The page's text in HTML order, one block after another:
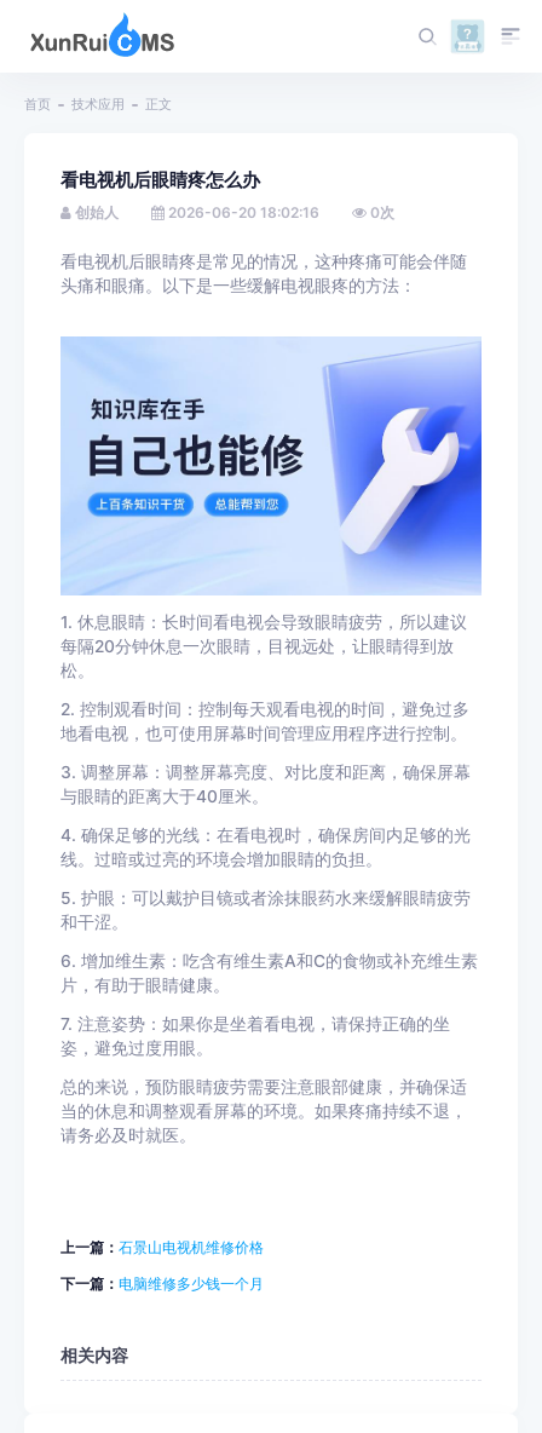
首页 技术应用 正文
看电视机后眼睛疼怎么办
创始人 2026-06-20 18:02:16 0次
看电视机后眼睛疼是常见的情况，这种疼痛可能会伴随
头痛和眼痛。以下是一些缓解电视眼疼的方法：
1. 休息眼睛：长时间看电视会导致眼睛疲劳，所以建议
每隔20分钟休息一次眼睛，目视远处，让眼睛得到放
松。
2. 控制观看时间：控制每天观看电视的时间，避免过多
地看电视，也可使用屏幕时间管理应用程序进行控制。
3. 调整屏幕：调整屏幕亮度、对比度和距离，确保屏幕
与眼睛的距离大于40厘米。
4. 确保足够的光线：在看电视时，确保房间内足够的光
线。过暗或过亮的环境会增加眼睛的负担。
5. 护眼：可以戴护目镜或者涂抹眼药水来缓解眼睛疲劳
和干涩。
6. 增加维生素：吃含有维生素A和C的食物或补充维生素
片，有助于眼睛健康。
7. 注意姿势：如果你是坐着看电视，请保持正确的坐
姿，避免过度用眼。
总的来说，预防眼睛疲劳需要注意眼部健康，并确保适
当的休息和调整观看屏幕的环境。如果疼痛持续不退，
请务必及时就医。
上一篇： 石景山电视机维修价格
下一篇： 电脑维修多少钱一个月
相关内容